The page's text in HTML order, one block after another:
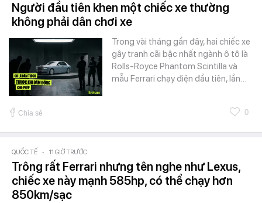
Người đầu tiên khen một chiếc xe thường
không phải dân chơi xe
Trong vài tháng gần đây, hai chiếc xe
gây tranh cãi bậc nhất ngành ô tô là
Rolls-Royce Phantom Scintilla và
mẫu Ferrari chạy điện đầu tiên, lần…
Chia sẻ 0
QUỐC TẾ - 11 GIỜ TRƯỚC
Trông rất Ferrari nhưng tên nghe như Lexus,
chiếc xe này mạnh 585hp, có thể chạy hơn
850km/sạc